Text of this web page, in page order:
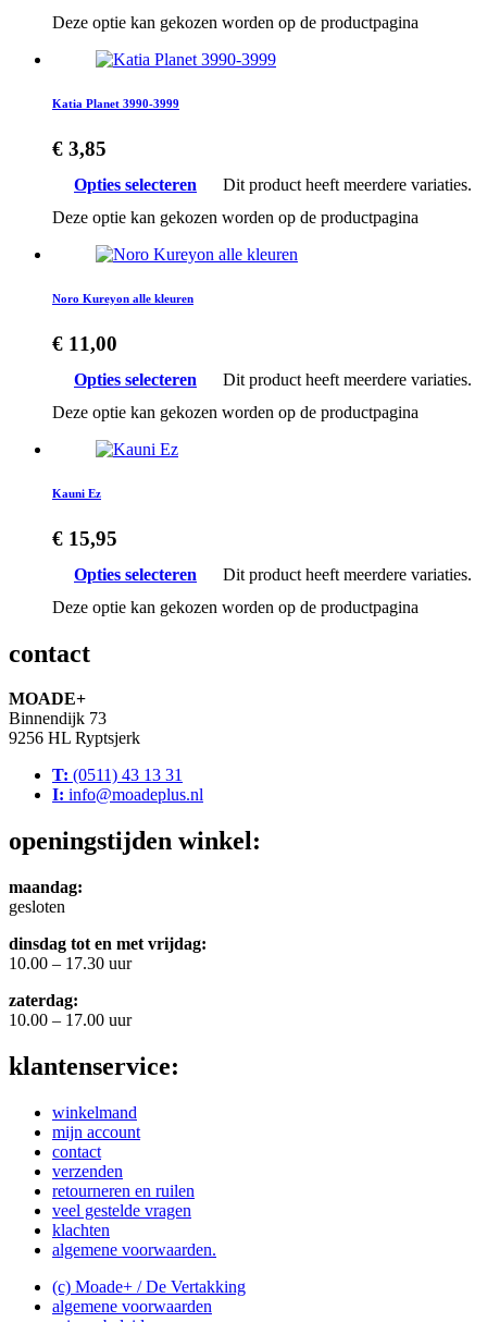
Deze optie kan gekozen worden op de productpagina
Katia Planet 3990-3999
€ 3,85
Opties selecteren
Dit product heeft meerdere variaties.
Deze optie kan gekozen worden op de productpagina
Noro Kureyon alle kleuren
€ 11,00
Opties selecteren
Dit product heeft meerdere variaties.
Deze optie kan gekozen worden op de productpagina
Kauni Ez
€ 15,95
Opties selecteren
Dit product heeft meerdere variaties.
Deze optie kan gekozen worden op de productpagina
contact
MOADE+
Binnendijk 73
9256 HL Ryptsjerk
T: (0511) 43 13 31
I: info@moadeplus.nl
openingstijden winkel:
maandag:
gesloten
dinsdag tot en met vrijdag:
10.00 – 17.30 uur
zaterdag:
10.00 – 17.00 uur
klantenservice:
winkelmand
mijn account
contact
verzenden
retourneren en ruilen
veel gestelde vragen
klachten
algemene voorwaarden.
(c) Moade+ / De Vertakking
algemene voorwaarden